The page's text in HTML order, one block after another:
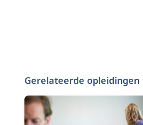
Gerelateerde opleidingen